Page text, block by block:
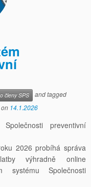
členy SPS and tagged
on 14.1.2026
preventivní
2026 probíhá správa
výhradně online
systému Společnosti